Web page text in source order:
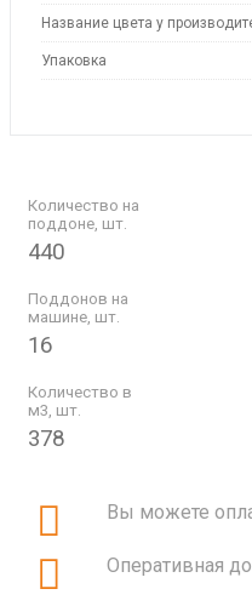
Название цвета у
Упаковка
Количество на
поддоне, шт.
440
Поддонов на
машине, шт.
16
Количество в
м3, шт.
378
Вы можете
Оперативная